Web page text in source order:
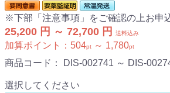
※下部「注意事項」をご確認の上お申
25,200 円 ～ 72,700 円 送料込み
加算ポイント： 504pt ～ 1,780pt
商品コード： DIS-002741 ～ DIS-
選択してください